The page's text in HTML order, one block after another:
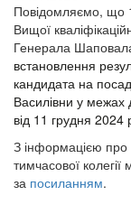
Повідомляємо, що
Вищої
Генерала
встановлення
кандидата на
Василівни у межах
від 11 грудня
З інформацією про
тимчасової
за посиланням.